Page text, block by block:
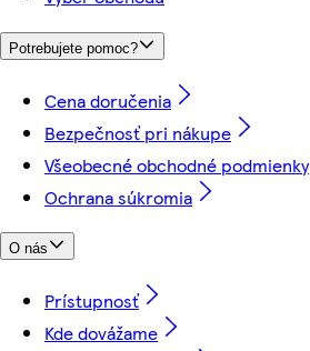
Potrebujete pomoc?
Cena doručenia
Bezpečnosť pri nákupe
Všeobecné obchodné podmienky
Ochrana súkromia
O nás
Prístupnosť
Kde dovážame